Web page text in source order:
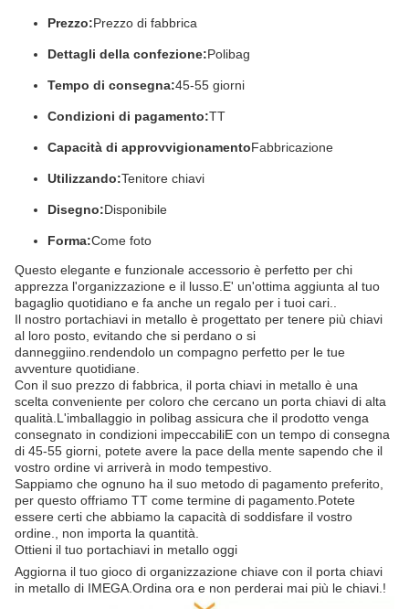
Prezzo:Prezzo di fabbrica
Dettagli della confezione:Polibag
Tempo di consegna:45-55 giorni
Condizioni di pagamento:TT
Capacità di approvvigionamentoFabbricazione
Utilizzando:Tenitore chiavi
Disegno:Disponibile
Forma:Come foto
Questo elegante e funzionale accessorio è perfetto per chi
apprezza l'organizzazione e il lusso.E' un'ottima aggiunta al tuo
bagaglio quotidiano e fa anche un regalo per i tuoi cari..
Il nostro portachiavi in metallo è progettato per tenere più chiavi
al loro posto, evitando che si perdano o si
danneggiino.rendendolo un compagno perfetto per le tue
avventure quotidiane.
Con il suo prezzo di fabbrica, il porta chiavi in metallo è una
scelta conveniente per coloro che cercano un porta chiavi di alta
qualità.L'imballaggio in polibag assicura che il prodotto venga
consegnato in condizioni impeccabiliE con un tempo di consegna
di 45-55 giorni, potete avere la pace della mente sapendo che il
vostro ordine vi arriverà in modo tempestivo.
Sappiamo che ognuno ha il suo metodo di pagamento preferito,
per questo offriamo TT come termine di pagamento.Potete
essere certi che abbiamo la capacità di soddisfare il vostro
ordine., non importa la quantità.
Ottieni il tuo portachiavi in metallo oggi
Aggiorna il tuo gioco di organizzazione chiave con il porta chiavi
in metallo di IMEGA.Ordina ora e non perderai mai più le chiavi.!